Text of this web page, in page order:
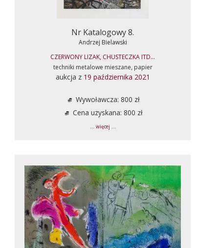
Nr Katalogowy 8.
Andrzej Bielawski
CZERWONY LIZAK, CHUSTECZKA ITD...
techniki metalowe mieszane, papier
aukcja z 19 października 2021
Wywoławcza: 800 zł
Cena uzyskana: 800 zł
... więcej ...